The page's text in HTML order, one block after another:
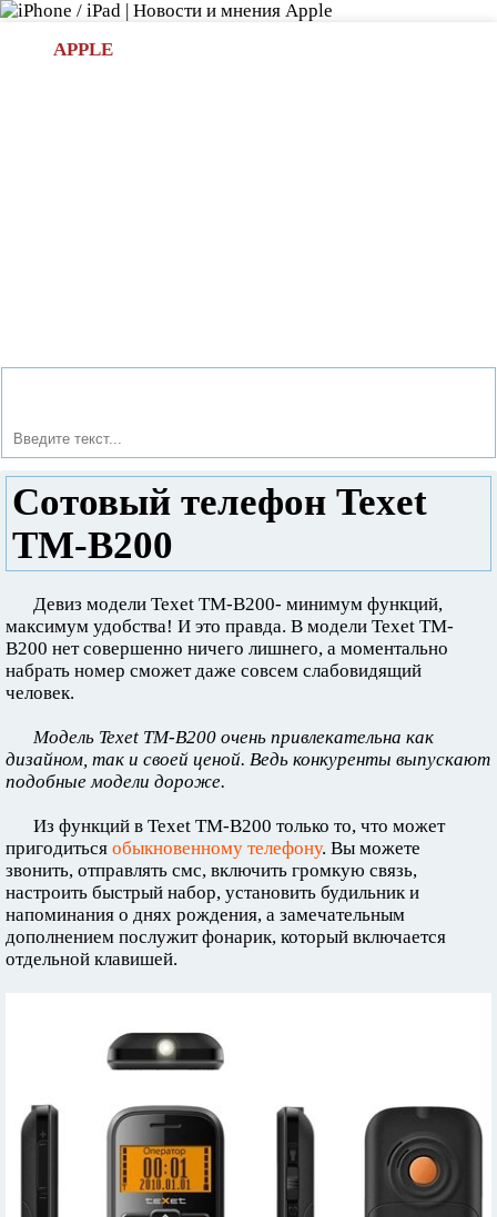
APPLE
Сотовый телефон Texet
TM-B200
Девиз модели Texet TM-B200- минимум функций,
максимум удобства! И это правда. В модели Texet TM-
B200 нет совершенно ничего лишнего, а моментально
набрать номер сможет даже совсем слабовидящий
человек.
Модель Texet TM-B200 очень привлекательна как
дизайном, так и своей ценой. Ведь конкуренты выпускают
подобные модели дороже.
Из функций в Texet TM-B200 только то, что может
пригодиться обыкновенному телефону. Вы можете
звонить, отправлять смс, включить громкую связь,
настроить быстрый набор, установить будильник и
напоминания о днях рождения, а замечательным
дополнением послужит фонарик, который включается
отдельной клавишей.